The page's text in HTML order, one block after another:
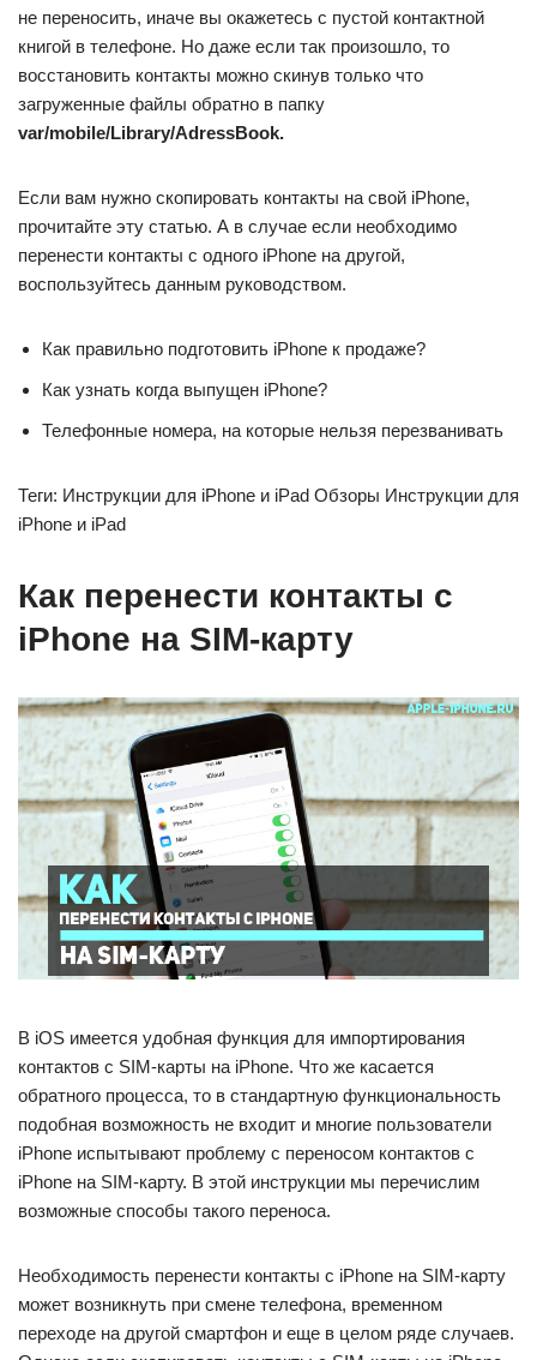
не переносить, иначе вы окажетесь с пустой контактной
книгой в телефоне. Но даже если так произошло, то
восстановить контакты можно скинув только что
загруженные файлы обратно в папку
var/mobile/Library/AdressBook.
Если вам нужно скопировать контакты на свой iPhone,
прочитайте эту статью. А в случае если необходимо
перенести контакты с одного iPhone на другой,
воспользуйтесь данным руководством.
Как правильно подготовить iPhone к продаже?
Как узнать когда выпущен iPhone?
Телефонные номера, на которые нельзя перезванивать
Теги: Инструкции для iPhone и iPad Обзоры Инструкции для
iPhone и iPad
Как перенести контакты с
iPhone на SIM-карту
В iOS имеется удобная функция для импортирования
контактов с SIM-карты на iPhone. Что же касается
обратного процесса, то в стандартную функциональность
подобная возможность не входит и многие пользователи
iPhone испытывают проблему с переносом контактов с
iPhone на SIM-карту. В этой инструкции мы перечислим
возможные способы такого переноса.
Необходимость перенести контакты с iPhone на SIM-карту
может возникнуть при смене телефона, временном
переходе на другой смартфон и еще в целом ряде случаев.